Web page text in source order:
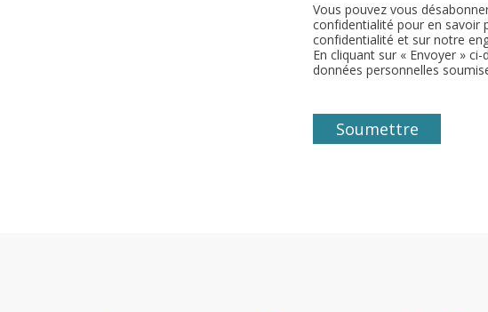
Vous pouvez vous
confidentialité pour en savoir
confidentialité et sur notre
En cliquant sur « Envoyer »
données personnelles